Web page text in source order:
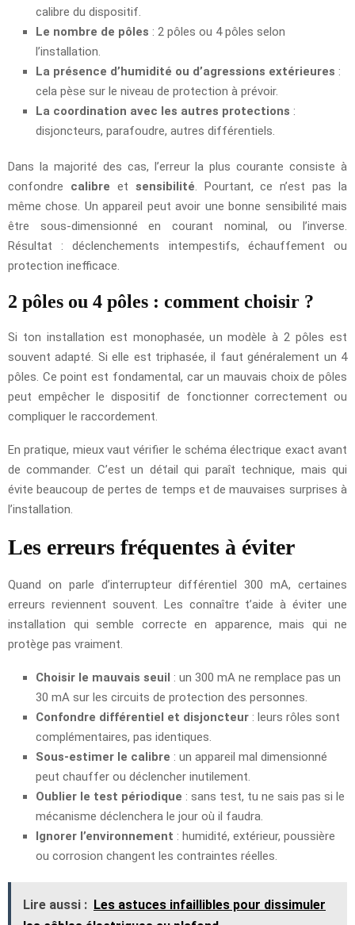
calibre du dispositif.
Le nombre de pôles : 2 pôles ou 4 pôles selon
l’installation.
La présence d’humidité ou d’agressions extérieures :
cela pèse sur le niveau de protection à prévoir.
La coordination avec les autres protections :
disjoncteurs, parafoudre, autres différentiels.
Dans la majorité des cas, l’erreur la plus courante consiste à
confondre calibre et sensibilité . Pourtant, ce n’est pas la
même chose. Un appareil peut avoir une bonne sensibilité mais
être sous-dimensionné en courant nominal, ou l’inverse.
Résultat : déclenchements intempestifs, échauffement ou
protection inefficace.
2 pôles ou 4 pôles : comment choisir ?
Si ton installation est monophasée, un modèle à 2 pôles est
souvent adapté. Si elle est triphasée, il faut généralement un 4
pôles. Ce point est fondamental, car un mauvais choix de pôles
peut empêcher le dispositif de fonctionner correctement ou
compliquer le raccordement.
En pratique, mieux vaut vérifier le schéma électrique exact avant
de commander. C’est un détail qui paraît technique, mais qui
évite beaucoup de pertes de temps et de mauvaises surprises à
l’installation.
Les erreurs fréquentes à éviter
Quand on parle d’interrupteur différentiel 300 mA, certaines
erreurs reviennent souvent. Les connaître t’aide à éviter une
installation qui semble correcte en apparence, mais qui ne
protège pas vraiment.
Choisir le mauvais seuil : un 300 mA ne remplace pas un
30 mA sur les circuits de protection des personnes.
Confondre différentiel et disjoncteur : leurs rôles sont
complémentaires, pas identiques.
Sous-estimer le calibre : un appareil mal dimensionné
peut chauffer ou déclencher inutilement.
Oublier le test périodique : sans test, tu ne sais pas si le
mécanisme déclenchera le jour où il faudra.
Ignorer l’environnement : humidité, extérieur, poussière
ou corrosion changent les contraintes réelles.
Lire aussi : Les astuces infaillibles pour dissimuler